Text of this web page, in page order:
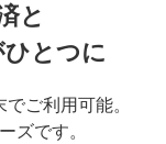
と
とつに
ご利用可能。
ズです。